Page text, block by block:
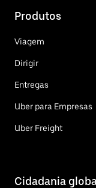
Produtos
Viagem
Dirigir
Entregas
Uber para Empresas
Uber Freight
Cidadania